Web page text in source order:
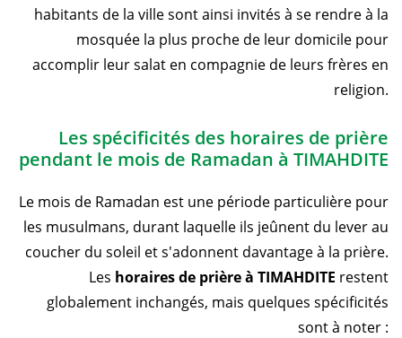
habitants de la ville sont ainsi invités à se rendre à la
mosquée la plus proche de leur domicile pour
accomplir leur salat en compagnie de leurs frères en
religion.
Les spécificités des horaires de prière
pendant le mois de Ramadan à TIMAHDITE
Le mois de Ramadan est une période particulière pour
les musulmans, durant laquelle ils jeûnent du lever au
coucher du soleil et s'adonnent davantage à la prière.
Les horaires de prière à TIMAHDITE restent
globalement inchangés, mais quelques spécificités
sont à noter :